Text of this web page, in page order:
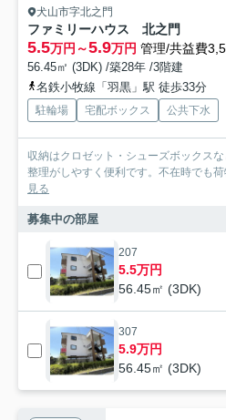
犬山市字北之門
ファミリーハウス 北之門
5.5万円～5.9万円 管理/共益費
56.45㎡ (3DK) /築28年 /3階建
名鉄小牧線「羽黒」駅 徒歩33分
駐輪場 宅配ボックス 公共下水
収納はクロゼット・シューズボックス
整理がしやすく便利です。不在時でも
見る
募集中の部屋
207
5.5万円
56.45㎡ (3DK)
307
5.9万円
56.45㎡ (3DK)